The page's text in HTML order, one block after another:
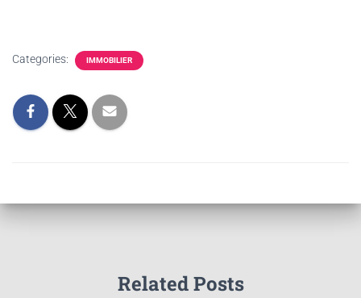
Categories: IMMOBILIER
Related Posts